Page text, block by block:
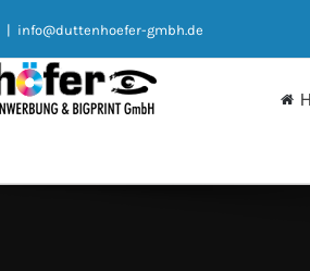
| info@duttenhoefer-gmbh.de